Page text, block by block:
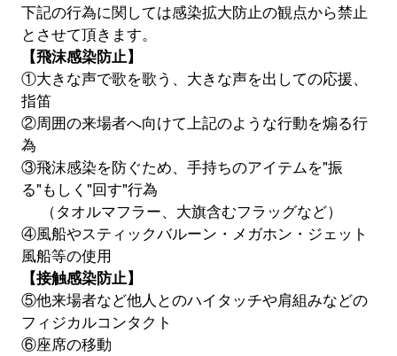
下記の行為に関しては感染拡大防止の観点から禁止
とさせて頂きます。
【飛沫感染防止】
①大きな声で歌を歌う、大きな声を出しての応援、
指笛
②周囲の来場者へ向けて上記のような行動を煽る行
為
③飛沫感染を防ぐため、手持ちのアイテムを"振
る"もしく"回す"行為
（タオルマフラー、大旗含むフラッグなど）
④風船やスティックバルーン・メガホン・ジェット
風船等の使用
【接触感染防止】
⑤他来場者など他人とのハイタッチや肩組みなどの
フィジカルコンタクト
⑥座席の移動